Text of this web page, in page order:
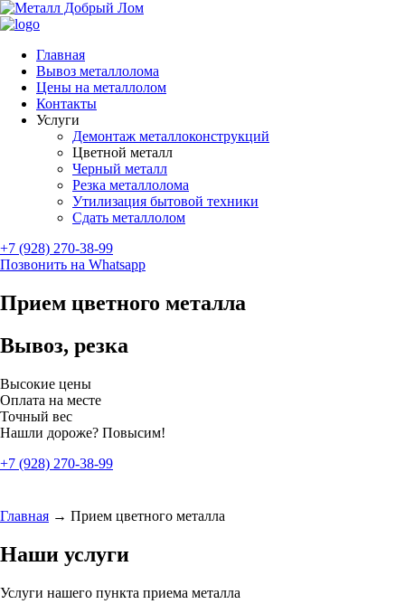
Главная
Вывоз металлолома
Цены на металлолом
Контакты
Услуги
Демонтаж металлоконструкций
Цветной металл
Черный металл
Резка металлолома
Утилизация бытовой техники
Сдать металлолом
+7 (928) 270-38-99
Позвонить на Whatsapp
Прием цветного металла
Вывоз, резка
Высокие цены
Оплата на месте
Точный вес
Нашли дороже? Повысим!
+7 (928) 270-38-99
Главная → Прием цветного металла
Наши услуги
Услуги нашего пункта приема металла